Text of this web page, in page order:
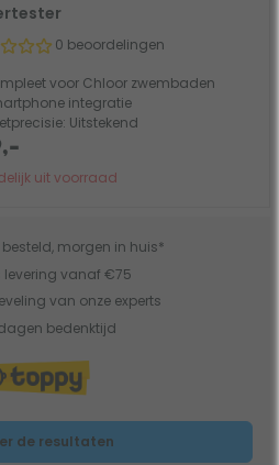
0 beoordelingen
voor Chloor zwembaden
integratie
Uitstekend
uit voorraad
besteld, morgen in huis*
levering vanaf €75
van onze experts
bedenktijd
de resultaten